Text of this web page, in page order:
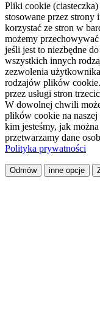
Pliki cookie
stosowane przez
korzystać ze stron w
możemy
jeśli jest to niezbędne
wszystkich innych
zezwolenia
rodzajów plików
przez usługi stron
W dowolnej chwili
plików cookie na
kim jesteśmy, jak
przetwarzamy dane
Polityka prywatności
Odmów inne opcje